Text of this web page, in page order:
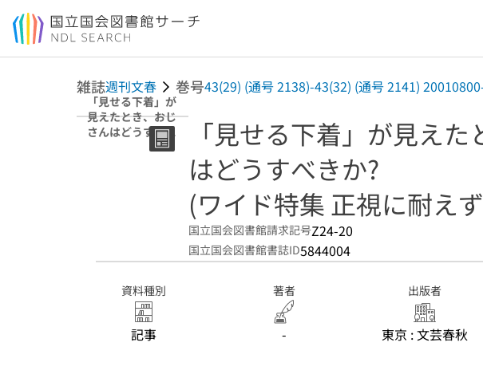
本文へ移動
雑誌週刊文春 巻号43(29) (通号 2138)-43(32) (通号 2141)
「見せる下着」が
見えたとき、おじ
さんはどうすべき
か? (ワイド特集
「見せる下着」が見え
はどうすべきか?
(ワイド特集 正視に耐え
国立国会図書館請求記号Z24-20
国立国会図書館書誌ID5844004
資料種別
記事
著者
-
出版者
東京 : 文芸春秋